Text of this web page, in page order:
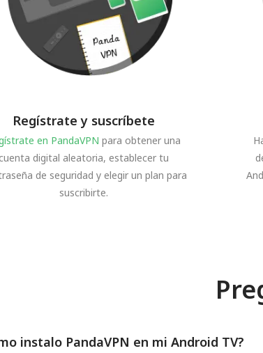
Regístrate y suscríbete
en PandaVPN para obtener una
digital aleatoria, establecer tu
de seguridad y elegir un plan para
suscribirte.
instalo PandaVPN en mi Android TV?